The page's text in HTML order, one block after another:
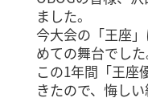
ました。
今大会の「王座
めての舞台でした
この1年間「王座
きたので、悔し